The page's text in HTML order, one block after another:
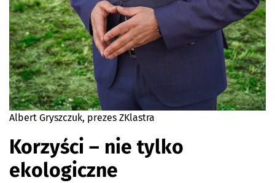
Albert Gryszczuk, prezes ZKlastra
Korzyści – nie tylko
ekologiczne